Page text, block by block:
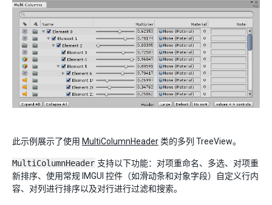
此示例展示了使用 MultiColumnHeader 类的多列 TreeView。
MultiColumnHeader 支持以下功能：对项重命名、多选、对项重
新排序、使用常规 IMGUI 控件（如滑动条和对象字段）自定义行内
容、对列进行排序以及对行进行过滤和搜索。